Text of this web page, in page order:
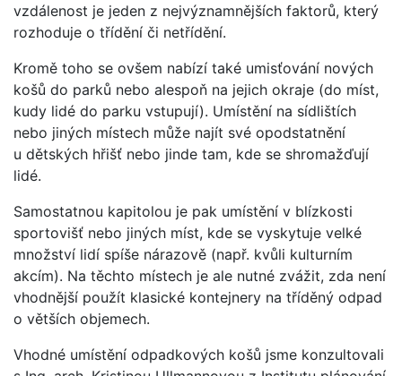
vzdálenost je jeden z nejvýznamnějších faktorů, který
rozhoduje o třídění či netřídění.
Kromě toho se ovšem nabízí také umisťování nových
košů do parků nebo alespoň na jejich okraje (do míst,
kudy lidé do parku vstupují). Umístění na sídlištích
nebo jiných místech může najít své opodstatnění
u dětských hřišť nebo jinde tam, kde se shromažďují
lidé.
Samostatnou kapitolou je pak umístění v blízkosti
sportovišť nebo jiných míst, kde se vyskytuje velké
množství lidí spíše nárazově (např. kvůli kulturním
akcím). Na těchto místech je ale nutné zvážit, zda není
vhodnější použít klasické kontejnery na tříděný odpad
o větších objemech.
Vhodné umístění odpadkových košů jsme konzultovali